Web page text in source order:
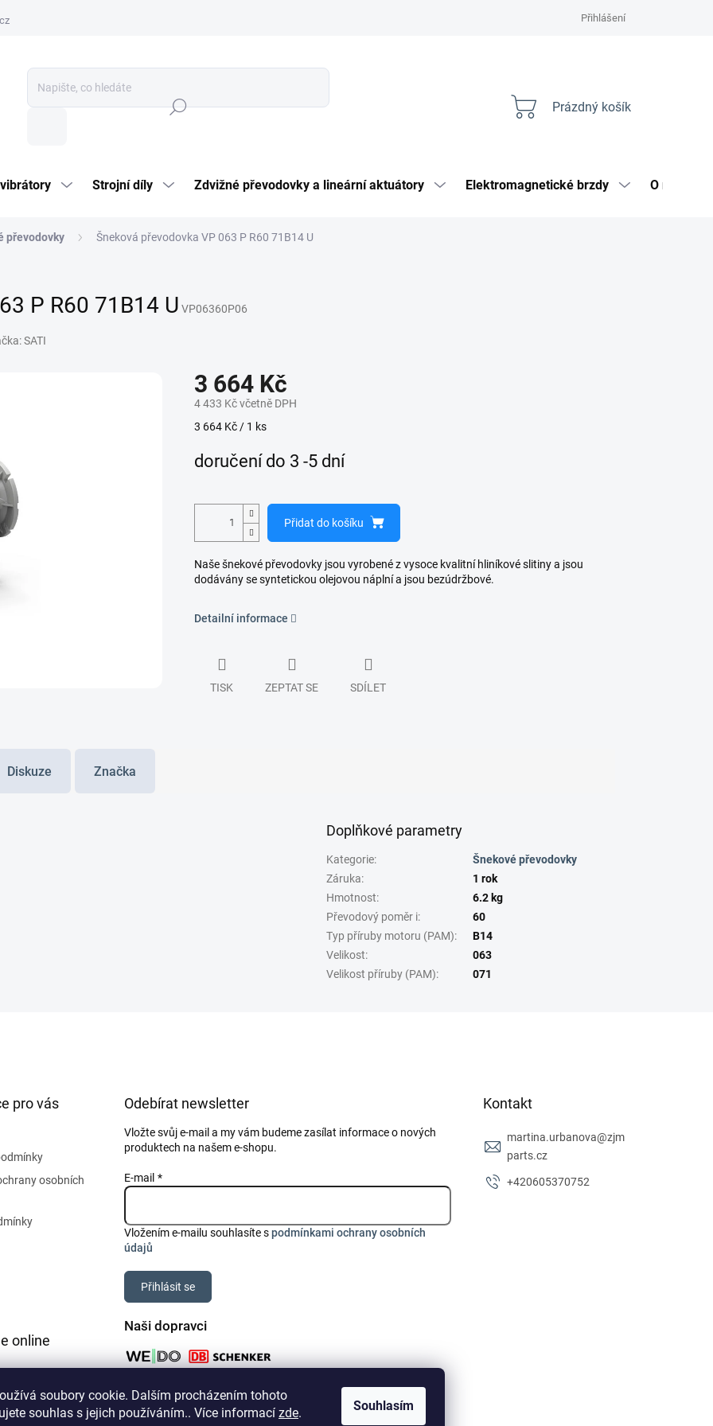
soubory cookie. Dalším procházením tohoto
souhlas s jejich používáním.. Více informací zde. Souhlasím
Přihlášení
Nákupní
Prázdný košík
Strojní díly Zdvižné převodovky a lineární aktuátory Elektromagnetické brzdy O nás
převodovky Šneková převodovka VP 063 P R60 71B14 U
P R60 71B14 U VP06360P06
SATI
3 664 Kč
4 433 Kč včetně DPH
Měrná
3 664 Kč / 1 ks
doručení do 3 -5 dní
Přidat do košíku
Naše šnekové převodovky jsou vyrobené z vysoce kvalitní hliníkové slitiny a jsou
dodávány se syntetickou olejovou náplní a jsou bezúdržbové.
Detailní informace
TISK ZEPTAT SE SDÍLET
Diskuze Značka
Doplňkové parametry
Kategorie:
Šnekové převodovky
Záruka:
1 rok
Hmotnost:
6.2 kg
Převodový poměr i:
60
Typ příruby motoru (PAM):
B14
Velikost:
063
Velikost příruby (PAM): 071
pro vás
osobních
Odebírat newsletter
Vložte svůj e-mail a my vám budeme zasílat informace o nových
produktech na našem e-shopu.
E-mail
Vložením e-mailu souhlasíte spodmínkami ochrany osobních
údajů
Přihlásit se
Kontakt
martina.urbanova@zjm
parts.cz
+420605370752
online
Naši dopravci